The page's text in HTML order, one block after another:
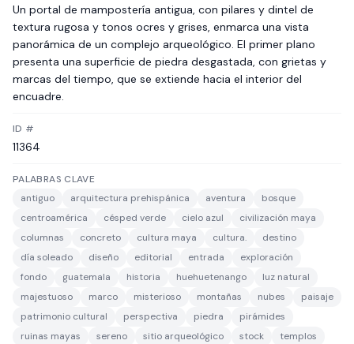
Un portal de mampostería antigua, con pilares y dintel de
textura rugosa y tonos ocres y grises, enmarca una vista
panorámica de un complejo arqueológico. El primer plano
presenta una superficie de piedra desgastada, con grietas y
marcas del tiempo, que se extiende hacia el interior del
encuadre.
ID #
11364
PALABRAS CLAVE
antiguo
arquitectura prehispánica aventura
bosque
centroamérica
césped verde cielo azul
civilización maya
columnas
concreto cultura maya cultura.
destino
día soleado
diseño editorial entrada
exploración
fondo
guatemala historia huehuetenango
luz natural
majestuoso
marco misterioso montañas nubes
paisaje
patrimonio cultural
perspectiva piedra
pirámides
ruinas mayas
sereno sitio arqueológico stock
templos